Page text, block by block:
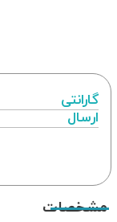
گارانتی
ارسال
مشخصات